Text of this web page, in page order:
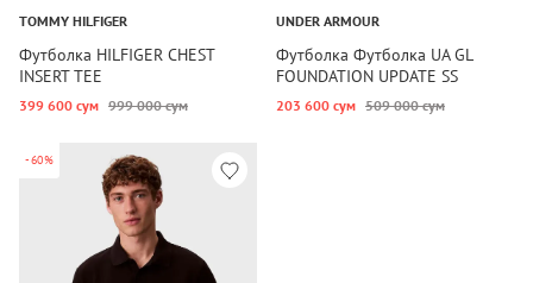
TOMMY HILFIGER
Футболка HILFIGER CHEST
INSERT TEE
399 600 сум 999 000 сум
UNDER ARMOUR
Футболка Футболка UA GL
FOUNDATION UPDATE SS
203 600 сум 509 000 сум
-60%